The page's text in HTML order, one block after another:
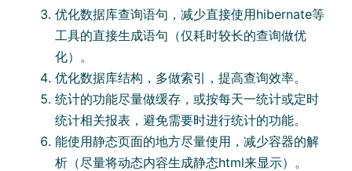
优化数据库查询语句，减少直接使⽤hibernate等
⼯具的直接⽣成语句（仅耗时较⻓的查询做优
化）。
优化数据库结构，多做索引，提⾼查询效率。
统计的功能尽量做缓存，或按每天⼀统计或定时
统计相关报表，避免需要时进⾏统计的功能。
能使⽤静态⻚⾯的地⽅尽量使⽤，减少容器的解
析（尽量将动态内容⽣成静态html来显示）。